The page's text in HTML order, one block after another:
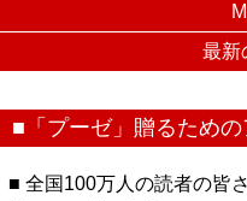
最新
■「プーゼ」贈るための
■ 全国100万人の読者の皆